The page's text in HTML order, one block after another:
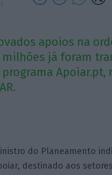
apoios na
milhões já foram
do Planeamento
destinado aos